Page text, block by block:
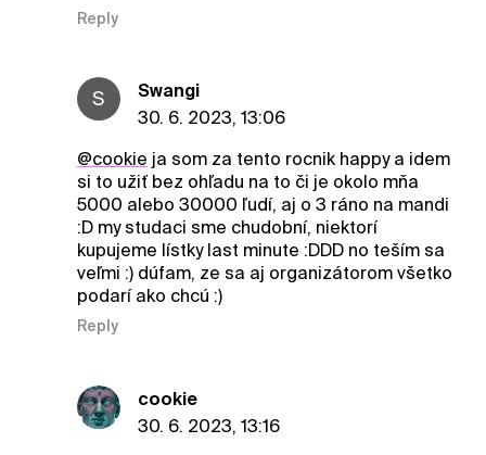
Reply
S
Swangi
30. 6. 2023, 13:06
@cookie ja som za tento rocnik happy a idem
si to užiť bez ohľadu na to či je okolo mňa
5000 alebo 30000 ľudí, aj o 3 ráno na mandi
:D my studaci sme chudobní, niektorí
kupujeme lístky last minute :DDD no teším sa
veľmi :) dúfam, ze sa aj organizátorom všetko
podarí ako chcú :)
Reply
cookie
30. 6. 2023, 13:16